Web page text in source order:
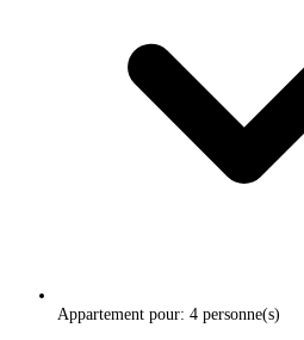
Appartement pour: 4 personne(s)